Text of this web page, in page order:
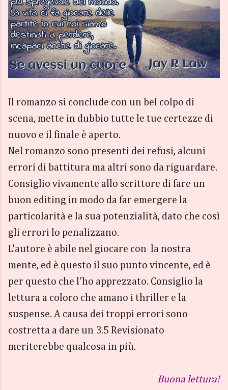
Il romanzo si conclude con un bel colpo di
scena, mette in dubbio tutte le tue certezze di
nuovo e il finale è aperto.
Nel romanzo sono presenti dei refusi, alcuni
errori di battitura ma altri sono da riguardare.
Consiglio vivamente allo scrittore di fare un
buon editing in modo da far emergere la
particolarità e la sua potenzialità, dato che così
gli errori lo penalizzano.
L'autore è abile nel giocare con la nostra
mente, ed è questo il suo punto vincente, ed è
per questo che l'ho apprezzato. Consiglio la
lettura a coloro che amano i thriller e la
suspense. A causa dei troppi errori sono
costretta a dare un 3.5 Revisionato
meriterebbe qualcosa in più.
Buona lettura!